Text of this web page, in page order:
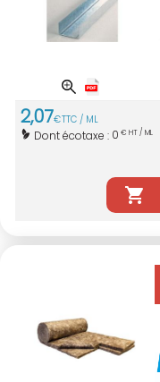
2,07€TTC / ML
Dont écotaxe : 0 € HT / ML